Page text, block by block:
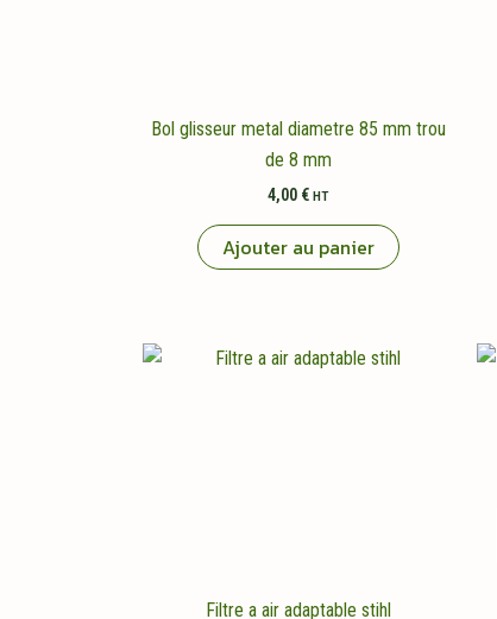
Bol glisseur metal diametre 85 mm trou
de 8 mm
4,00 € HT
Ajouter au panier
Filtre a air adaptable stihl